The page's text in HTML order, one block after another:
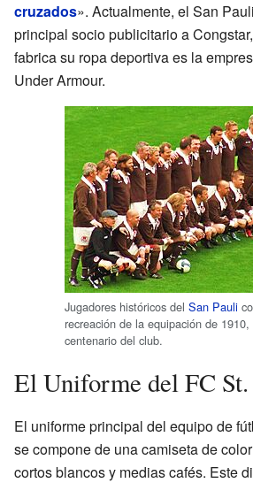
cruzados». Actualmente, el San
principal socio publicitario a
fabrica su ropa deportiva es la
Under Armour.
Jugadores históricos del San Pauli
recreación de la equipación de
centenario del club.
El Uniforme del FC
El uniforme principal del equipo de
se compone de una camiseta de
cortos blancos y medias cafés. Este